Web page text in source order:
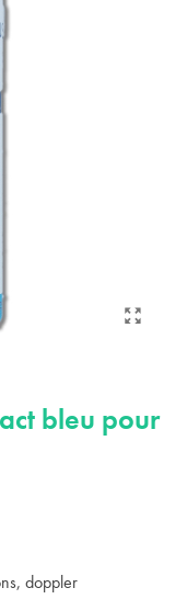
bleu pour
doppler